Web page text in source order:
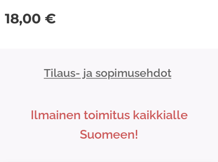
18,00 €
Tilaus- ja sopimusehdot
Ilmainen toimitus kaikkialle
Suomeen!